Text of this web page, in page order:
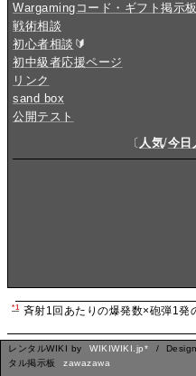
Wargamingコード・ギフト掲示板
戦術相談
初心者相談 🔰
初中級者応援ページ
リンク
sand box
公開テスト
〔 人気/今日
*1 斉射1回あたりの爆発数×砲弾1発
レンタルWIKI by WIKIWIKI.jp* /
タル掲示板
zawazawa